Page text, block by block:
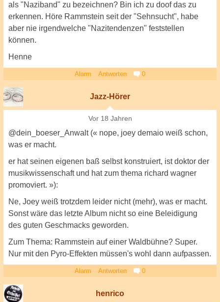
als "Naziband" zu bezeichnen? Bin ich zu doof das zu
erkennen. Höre Rammstein seit der "Sehnsucht", habe
aber nie irgendwelche "Nazitendenzen" feststellen
können.
Henne
Alarm Antworten 0
Jazz-Hörer
Vor 18 Jahren
@dein_boeser_Anwalt (« nope, joey demaio weiß schon,
was er macht.
er hat seinen eigenen baß selbst konstruiert, ist doktor der
musikwissenschaft und hat zum thema richard wagner
promoviert. »):
Ne, Joey weiß trotzdem leider nicht (mehr), was er macht.
Sonst wäre das letzte Album nicht so eine Beleidigung
des guten Geschmacks geworden.
Zum Thema: Rammstein auf einer Waldbühne? Super.
Nur mit den Pyro-Effekten müssen's wohl dann aufpassen.
Alarm Antworten 0
henrico